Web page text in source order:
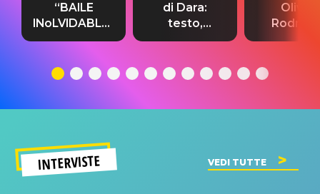
“BAILE
INoLVIDABLE”:
testo,
significato
di Dara:
testo,
traduzione e
del singolo
Olivia
testo,
INTERVISTE VEDI TUTTE